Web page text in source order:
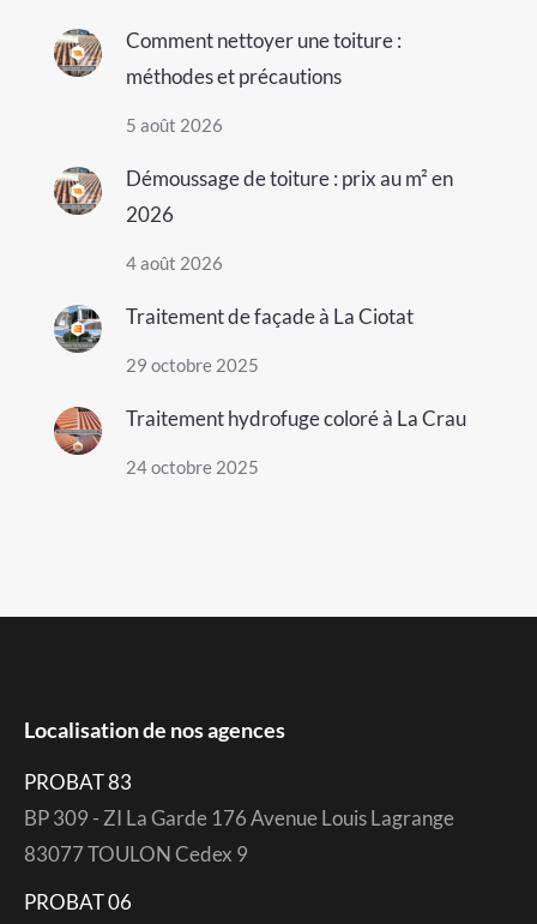
Comment nettoyer une toiture :
méthodes et précautions
5 août 2026
Démoussage de toiture : prix au m² en
2026
4 août 2026
Traitement de façade à La Ciotat
29 octobre 2025
Traitement hydrofuge coloré à La Crau
24 octobre 2025
Localisation de nos agences
PROBAT 83
BP 309 - ZI La Garde 176 Avenue Louis Lagrange
83077 TOULON Cedex 9
PROBAT 06